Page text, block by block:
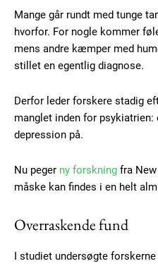
Mange går rundt med tunge
hvorfor. For nogle kommer
mens andre kæmper med
stillet en egentlig diagnose.
Derfor leder forskere stadig
manglet inden for
depression på.
Nu peger ny forskning fra
måske kan findes i en helt
Overraskende fund
I studiet undersøgte